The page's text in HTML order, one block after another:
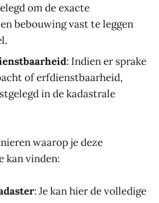
om de exacte
bebouwing vast te leggen
: Indien er sprake
of erfdienstbaarheid,
in de kadastrale
waarop je deze
kan vinden:
: Je kan hier de volledige